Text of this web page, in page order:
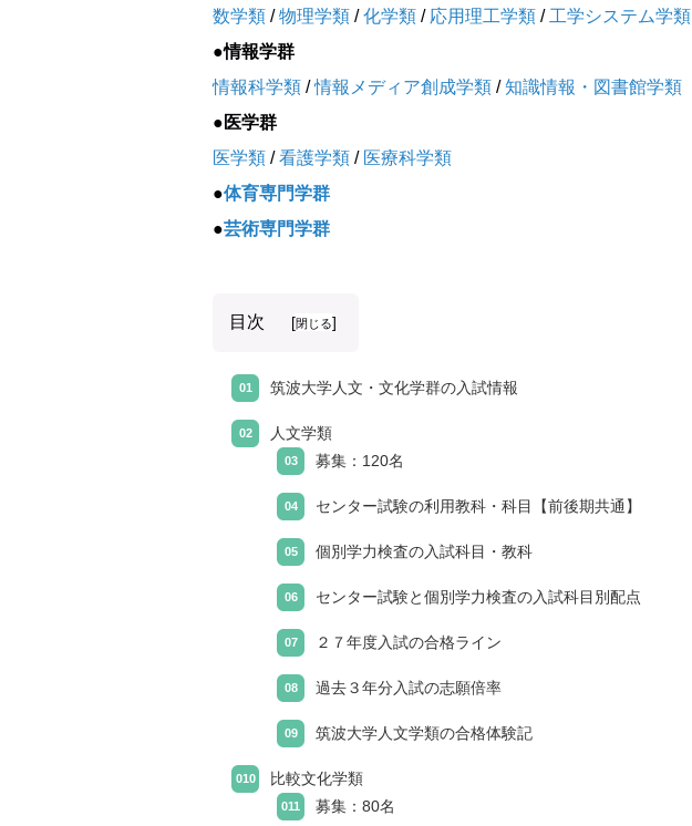
数学類 /物理学類 /化学類 / 応用理工学類 / 工学システム学類
●情報学群
情報科学類 /情報メディア創成学類 /知識情報・図書館学類
●医学群
医学類 /看護学類 / 医療科学類
●体育専門学群
●芸術専門学群
目次 [閉じる]
筑波大学人文・文化学群の入試情報
人文学類
募集：120名
センター試験の利用教科・科目【前後期共通】
個別学力検査の入試科目・教科
センター試験と個別学力検査の入試科目別配点
２７年度入試の合格ライン
過去３年分入試の志願倍率
筑波大学人文学類の合格体験記
比較文化学類
募集：80名